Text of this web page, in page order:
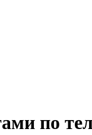
по